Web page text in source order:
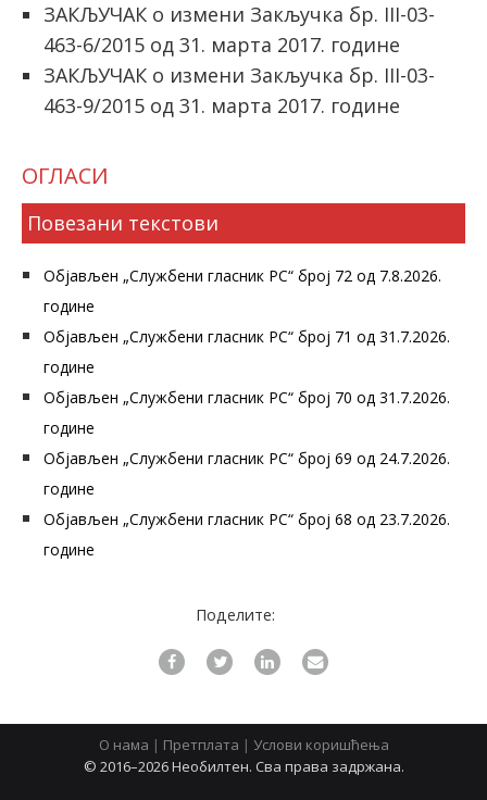
ЗАКЉУЧАК о измени Закључка бр. III-03-
463-6/2015 од 31. марта 2017. године
ЗАКЉУЧАК о измени Закључка бр. III-03-
463-9/2015 од 31. марта 2017. године
ОГЛАСИ
Повезани текстови
Објављен „Службени гласник РС“ број 72 од 7.8.2026.
године
Објављен „Службени гласник РС“ број 71 од 31.7.2026.
године
Објављен „Службени гласник РС“ број 70 од 31.7.2026.
године
Објављен „Службени гласник РС“ број 69 од 24.7.2026.
године
Објављен „Службени гласник РС“ број 68 од 23.7.2026.
године
Поделите:
О нама | Претплата | Услови коришћења
© 2016–2026 Необилтен. Сва права задржана.